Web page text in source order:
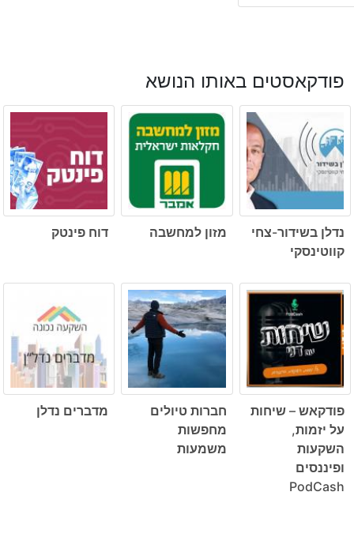
פודקאסטים באותו הנושא
נדלן בשידור-צחי
קווטינסקי
מזון למחשבה דוח פינטק
פודקאש – שיחות
על יזמות,
השקעות
ופיננסים
PodCash
חברות טיולים
מחפשות
משמעות
מדברים נדלן